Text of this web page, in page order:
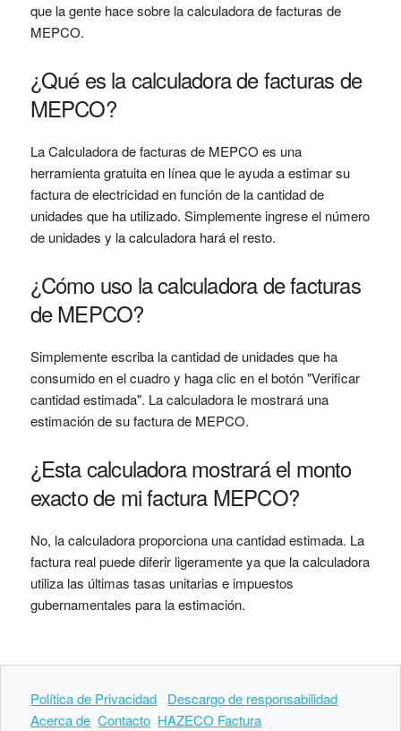
que la gente hace sobre la calculadora de facturas de
MEPCO.
¿Qué es la calculadora de facturas de
MEPCO?
La Calculadora de facturas de MEPCO es una
herramienta gratuita en línea que le ayuda a estimar su
factura de electricidad en función de la cantidad de
unidades que ha utilizado. Simplemente ingrese el número
de unidades y la calculadora hará el resto.
¿Cómo uso la calculadora de facturas
de MEPCO?
Simplemente escriba la cantidad de unidades que ha
consumido en el cuadro y haga clic en el botón "Verificar
cantidad estimada". La calculadora le mostrará una
estimación de su factura de MEPCO.
¿Esta calculadora mostrará el monto
exacto de mi factura MEPCO?
No, la calculadora proporciona una cantidad estimada. La
factura real puede diferir ligeramente ya que la calculadora
utiliza las últimas tasas unitarias e impuestos
gubernamentales para la estimación.
Política de Privacidad
Descargo de responsabilidad
Acerca de Contacto HAZECO Factura